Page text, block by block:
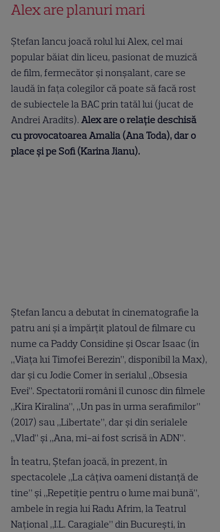
Alex are planuri mari
Ștefan Iancu joacă rolul lui Alex, cel mai
popular băiat din liceu, pasionat de muzică
de film, fermecător și nonșalant, care se
laudă în fața colegilor că poate să facă rost
de subiectele la BAC prin tatăl lui (jucat de
Andrei Aradits). Alex are o relație deschisă
cu provocatoarea Amalia (Ana Toda), dar o
place și pe Sofi (Karina Jianu).
Ștefan Iancu a debutat în cinematografie la
patru ani și a împărțit platoul de filmare cu
nume ca Paddy Considine și Oscar Isaac (în
„Viața lui Timofei Berezin”, disponibil la Max),
dar și cu Jodie Comer în serialul „Obsesia
Evei”. Spectatorii români îl cunosc din filmele
„Kira Kiralina”, „Un pas în urma serafimilor”
(2017) sau „Libertate”, dar și din serialele
„Vlad” și „Ana, mi-ai fost scrisă în ADN”.
În teatru, Ștefan joacă, în prezent, în
spectacolele „La câţiva oameni distanţă de
tine” şi „Repetiţie pentru o lume mai bună”,
ambele în regia lui Radu Afrim, la Teatrul
Național „I.L. Caragiale” din Bucureşti, în